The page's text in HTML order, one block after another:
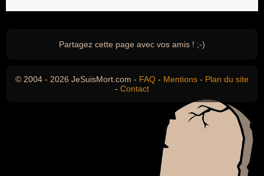
Partagez cette page avec vos amis ! ;-)
© 2004 - 2026 JeSuisMort.com - FAQ - Mentions - Plan du site
- Contact